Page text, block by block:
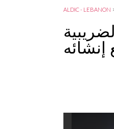
ALDIC - LEBANON